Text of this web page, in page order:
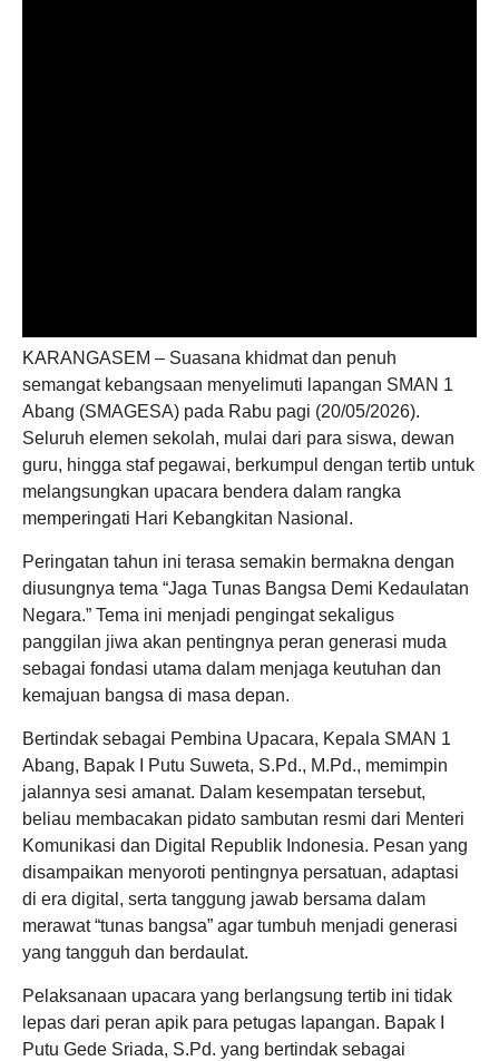
KARANGASEM – Suasana khidmat dan penuh
semangat kebangsaan menyelimuti lapangan SMAN 1
Abang (SMAGESA) pada Rabu pagi (20/05/2026).
Seluruh elemen sekolah, mulai dari para siswa, dewan
guru, hingga staf pegawai, berkumpul dengan tertib untuk
melangsungkan upacara bendera dalam rangka
memperingati Hari Kebangkitan Nasional.
​Peringatan tahun ini terasa semakin bermakna dengan
diusungnya tema “Jaga Tunas Bangsa Demi Kedaulatan
Negara.” Tema ini menjadi pengingat sekaligus
panggilan jiwa akan pentingnya peran generasi muda
sebagai fondasi utama dalam menjaga keutuhan dan
kemajuan bangsa di masa depan.
​Bertindak sebagai Pembina Upacara, Kepala SMAN 1
Abang, Bapak I Putu Suweta, S.Pd., M.Pd., memimpin
jalannya sesi amanat. Dalam kesempatan tersebut,
beliau membacakan pidato sambutan resmi dari Menteri
Komunikasi dan Digital Republik Indonesia. Pesan yang
disampaikan menyoroti pentingnya persatuan, adaptasi
di era digital, serta tanggung jawab bersama dalam
merawat “tunas bangsa” agar tumbuh menjadi generasi
yang tangguh dan berdaulat.
​Pelaksanaan upacara yang berlangsung tertib ini tidak
lepas dari peran apik para petugas lapangan. Bapak I
Putu Gede Sriada, S.Pd. yang bertindak sebagai